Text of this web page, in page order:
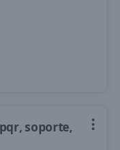
soporte,